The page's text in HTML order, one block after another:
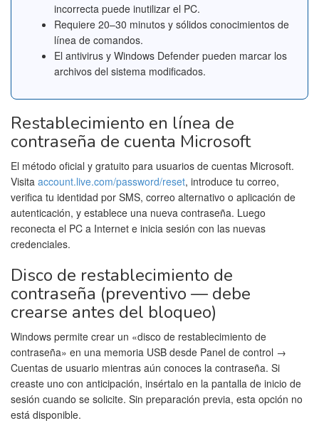
incorrecta puede inutilizar el PC.
Requiere 20–30 minutos y sólidos conocimientos de
línea de comandos.
El antivirus y Windows Defender pueden marcar los
archivos del sistema modificados.
Restablecimiento en línea de
contraseña de cuenta Microsoft
El método oficial y gratuito para usuarios de cuentas Microsoft.
Visita account.live.com/password/reset, introduce tu correo,
verifica tu identidad por SMS, correo alternativo o aplicación de
autenticación, y establece una nueva contraseña. Luego
reconecta el PC a Internet e inicia sesión con las nuevas
credenciales.
Disco de restablecimiento de
contraseña (preventivo — debe
crearse antes del bloqueo)
Windows permite crear un «disco de restablecimiento de
contraseña» en una memoria USB desde Panel de control →
Cuentas de usuario mientras aún conoces la contraseña. Si
creaste uno con anticipación, insértalo en la pantalla de inicio de
sesión cuando se solicite. Sin preparación previa, esta opción no
está disponible.